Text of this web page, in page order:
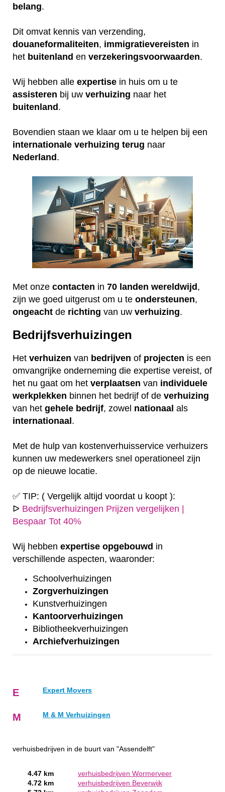
belang.
Dit omvat kennis van verzending,
douaneformaliteiten, immigratievereisten in
het buitenland en verzekeringsvoorwaarden.
Wij hebben alle expertise in huis om u te
assisteren bij uw verhuizing naar het
buitenland.
Bovendien staan we klaar om u te helpen bij een
internationale verhuizing terug naar
Nederland.
Met onze contacten in 70 landen wereldwijd,
zijn we goed uitgerust om u te ondersteunen,
ongeacht de richting van uw verhuizing.
Bedrijfsverhuizingen
Het verhuizen van bedrijven of projecten is een
omvangrijke onderneming die expertise vereist, of
het nu gaat om het verplaatsen van individuele
werkplekken binnen het bedrijf of de verhuizing
van het gehele bedrijf, zowel nationaal als
internationaal .
Met de hulp van kostenverhuisservice verhuizers
kunnen uw medewerkers snel operationeel zijn
op de nieuwe locatie.
✅ TIP: ( Vergelijk altijd voordat u koopt ):
ᐅ Bedrijfsverhuizingen Prijzen vergelijken |
Bespaar Tot 40%
Wij hebben expertise opgebouwd in
verschillende aspecten, waaronder:
Schoolverhuizingen
Zorgverhuizingen
Kunstverhuizingen
Kantoorverhuizingen
Bibliotheekverhuizingen
Archiefverhuizingen
E Expert Movers
M M & M Verhuizingen
verhuisbedrijven in de buurt van "Assendelft"
4.47 km
verhuisbedrijven Wormerveer
4.72 km
verhuisbedrijven Beverwijk